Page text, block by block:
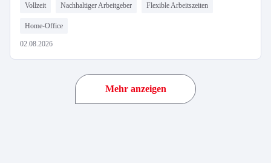
Vollzeit Nachhaltiger Arbeitgeber Flexible Arbeitszeiten
Home-Office
02.08.2026
Mehr anzeigen